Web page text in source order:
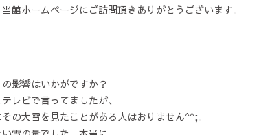
館ホームページにご訪問頂きありがとうございます。
影響はいかがですか？
レビで言ってましたが、
の大雪を見たことがある人はおりません^^;。